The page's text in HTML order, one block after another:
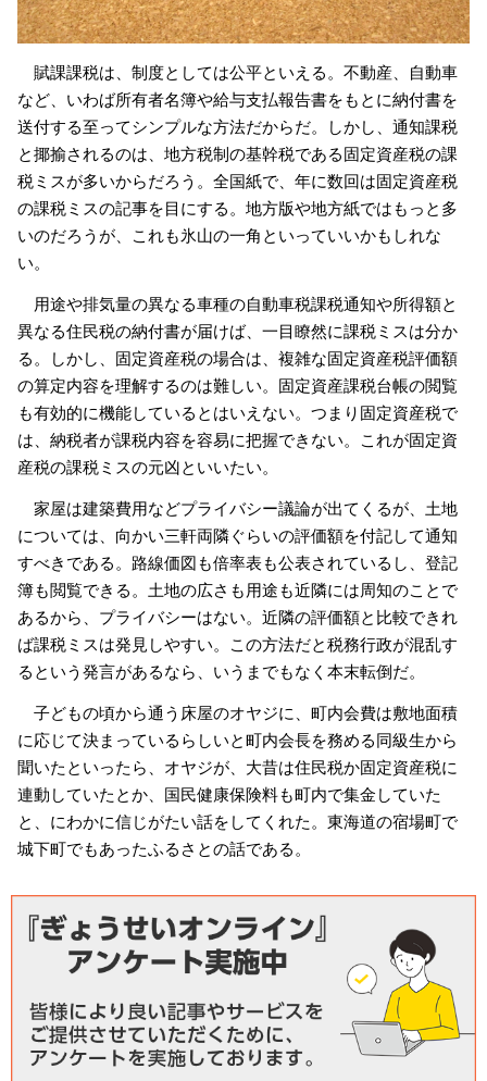
賦課課税は、制度としては公平といえる。不動産、自動車
など、いわば所有者名簿や給与支払報告書をもとに納付書を
送付する至ってシンプルな方法だからだ。しかし、通知課税
と揶揄されるのは、地方税制の基幹税である固定資産税の課
税ミスが多いからだろう。全国紙で、年に数回は固定資産税
の課税ミスの記事を目にする。地方版や地方紙ではもっと多
いのだろうが、これも氷山の一角といっていいかもしれな
い。
用途や排気量の異なる車種の自動車税課税通知や所得額と
異なる住民税の納付書が届けば、一目瞭然に課税ミスは分か
る。しかし、固定資産税の場合は、複雑な固定資産税評価額
の算定内容を理解するのは難しい。固定資産課税台帳の閲覧
も有効的に機能しているとはいえない。つまり固定資産税で
は、納税者が課税内容を容易に把握できない。これが固定資
産税の課税ミスの元凶といいたい。
家屋は建築費用などプライバシー議論が出てくるが、土地
については、向かい三軒両隣ぐらいの評価額を付記して通知
すべきである。路線価図も倍率表も公表されているし、登記
簿も閲覧できる。土地の広さも用途も近隣には周知のことで
あるから、プライバシーはない。近隣の評価額と比較できれ
ば課税ミスは発見しやすい。この方法だと税務行政が混乱す
るという発言があるなら、いうまでもなく本末転倒だ。
子どもの頃から通う床屋のオヤジに、町内会費は敷地面積
に応じて決まっているらしいと町内会長を務める同級生から
聞いたといったら、オヤジが、大昔は住民税か固定資産税に
連動していたとか、国民健康保険料も町内で集金していた
と、にわかに信じがたい話をしてくれた。東海道の宿場町で
城下町でもあったふるさとの話である。